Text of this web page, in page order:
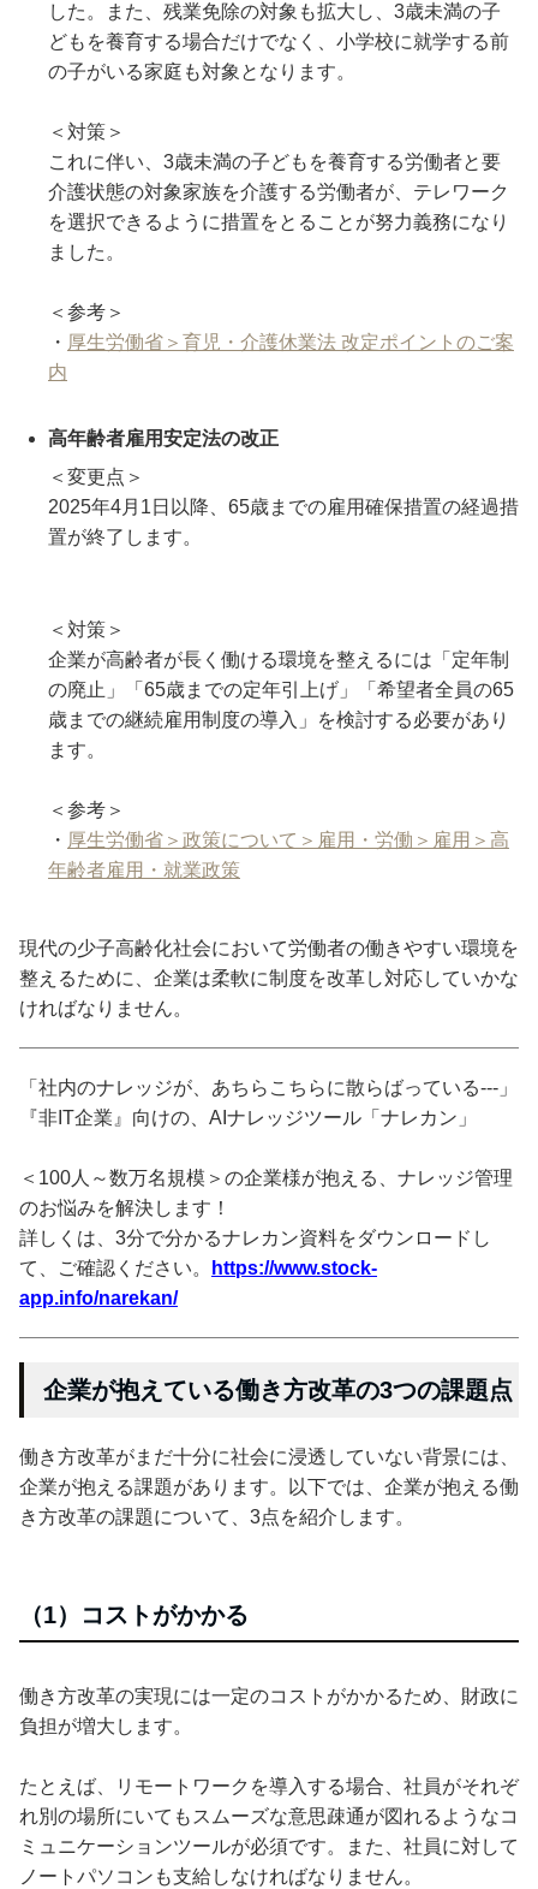
した。また、残業免除の対象も拡大し、3歳未満の子
どもを養育する場合だけでなく、小学校に就学する前
の子がいる家庭も対象となります。
＜対策＞
これに伴い、3歳未満の子どもを養育する労働者と要
介護状態の対象家族を介護する労働者が、テレワーク
を選択できるように措置をとることが努力義務になり
ました。
＜参考＞
・ 厚生労働省＞育児・介護休業法 改定ポイントのご案
内
高年齢者雇用安定法の改正
＜変更点＞
2025年4月1日以降、65歳までの雇用確保措置の経過措
置が終了します。
＜対策＞
企業が高齢者が長く働ける環境を整えるには「定年制
の廃止」「65歳までの定年引上げ」「希望者全員の65
歳までの継続雇用制度の導入」を検討する必要があり
ます。
＜参考＞
・ 厚生労働省＞政策について＞雇用・労働＞雇用＞高
年齢者雇用・就業政策
現代の少子高齢化社会において労働者の働きやすい環境を
整えるために、企業は柔軟に制度を改革し対応していかな
ければなりません。
「社内のナレッジが、あちらこちらに散らばっている---」
『非IT企業』向けの、AIナレッジツール「ナレカン」
＜100人～数万名規模＞の企業様が抱える、ナレッジ管理
のお悩みを解決します！
詳しくは、3分で分かるナレカン資料をダウンロードし
て、ご確認ください。
https://www.stock-
app.info/narekan/
企業が抱えている働き方改革の3つの課題点
働き方改革がまだ十分に社会に浸透していない背景には、
企業が抱える課題があります。以下では、企業が抱える働
き方改革の課題について、3点を紹介します。
（1）コストがかかる
働き方改革の実現には一定のコストがかかるため、財政に
負担が増大します。
たとえば、リモートワークを導入する場合、社員がそれぞ
れ別の場所にいてもスムーズな意思疎通が図れるようなコ
ミュニケーションツールが必須です。また、社員に対して
ノートパソコンも支給しなければなりません。